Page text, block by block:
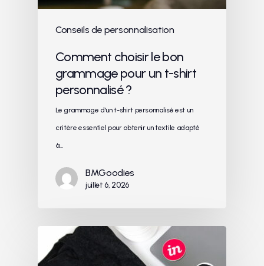
Conseils de personnalisation
Comment choisir le bon
grammage pour un t-shirt
personnalisé ?
Le grammage d'un t-shirt personnalisé est un
critère essentiel pour obtenir un textile adapté
à…
BMGoodies
juillet 6, 2026